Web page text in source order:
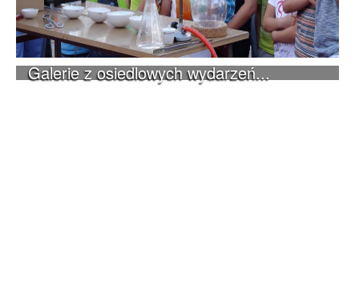
Galerie z osiedlowych wydarzeń...